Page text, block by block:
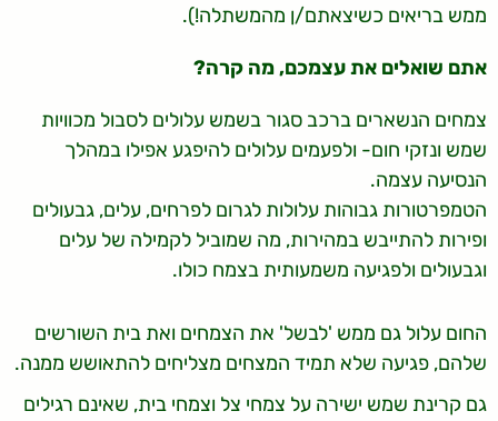
ממש בריאים כשיצאתם/ן מהמשתלה!).
אתם שואלים את עצמכם, מה קרה?
צמחים הנשארים ברכב סגור בשמש עלולים לסבול מכוויות
שמש ונזקי חום- ולפעמים עלולים להיפגע אפילו במהלך
הנסיעה עצמה.
הטמפרטורות גבוהות עלולות לגרום לפרחים, עלים, גבעולים
ופירות להתייבש במהירות, מה שמוביל לקמילה של עלים
וגבעולים ולפגיעה משמעותית בצמח כולו.
החום עלול גם ממש 'לבשל' את הצמחים ואת בית השורשים
שלהם, פגיעה שלא תמיד המצחים מצליחים להתאושש ממנה.
גם קרינת שמש ישירה על צמחי צל וצמחי בית, שאינם רגילים